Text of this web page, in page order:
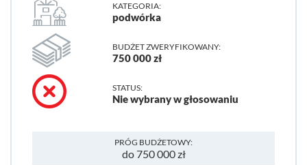
KATEGORIA:
podwórka
BUDŻET ZWERYFIKOWANY:
750 000 zł
STATUS:
Nie wybrany w głosowaniu
PRÓG BUDŻETOWY:
do 750 000 zł